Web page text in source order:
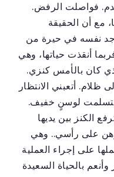
فواصلت الرفض.
مع أن الحقيقة
وجد نفسه في حيرة من
أنقذت حياتها، وهي
كان بالأمس كنزي.
أتعبني الانتظار
لوسنٍ خفيف.
الكنز بين يديها
على رأسي.. وهي
على إجراء العملية
بالحياة السعيدة